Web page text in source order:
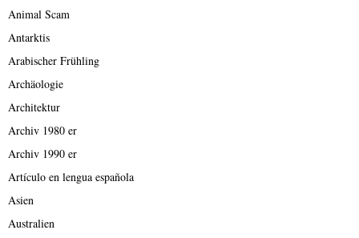
Animal Scam
Antarktis
Arabischer Frühling
Archäologie
Architektur
Archiv 1980 er
Archiv 1990 er
Artículo en lengua española
Asien
Australien